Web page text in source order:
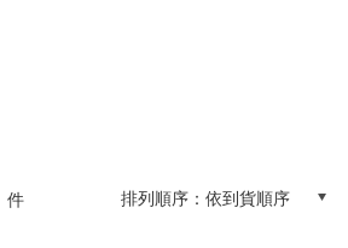
件 排列順序： 依到貨順序